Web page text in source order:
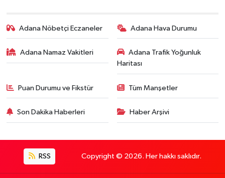
Adana Nöbetçi Eczaneler Adana Hava Durumu
Adana Namaz Vakitleri
Adana Trafik Yoğunluk
Haritası
Puan Durumu ve Fikstür Tüm Manşetler
Son Dakika Haberleri Haber Arşivi
RSS Copyright © 2026. Her hakkı saklıdır.